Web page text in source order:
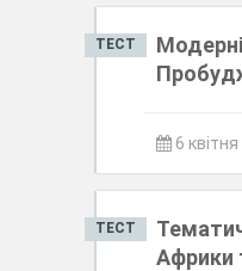
ТЕСТ
6 квітня
ТЕСТ
Африки